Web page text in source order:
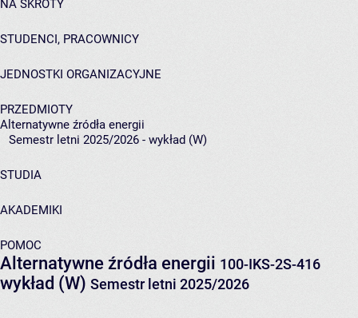
NA SKRÓTY
STUDENCI, PRACOWNICY
JEDNOSTKI ORGANIZACYJNE
PRZEDMIOTY
Alternatywne źródła energii
Semestr letni 2025/2026 - wykład (W)
STUDIA
AKADEMIKI
POMOC
Alternatywne źródła energii 100-IKS-2S-416
wykład (W) Semestr letni 2025/2026